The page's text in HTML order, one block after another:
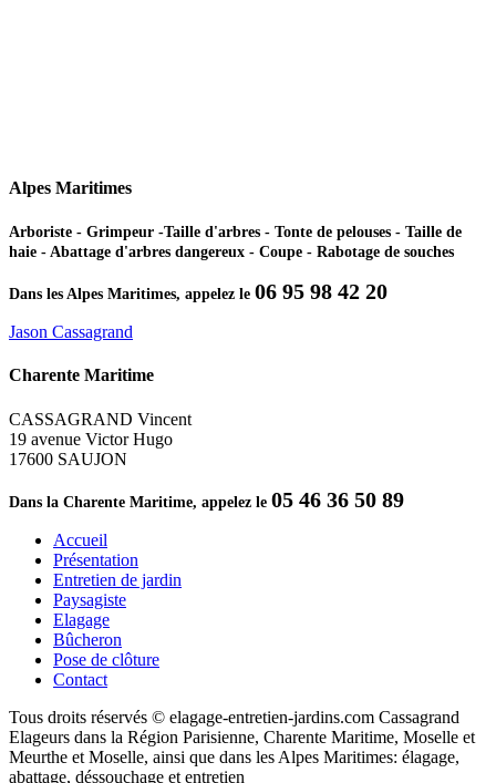
Alpes Maritimes
Arboriste - Grimpeur -Taille d'arbres - Tonte de pelouses - Taille de
haie - Abattage d'arbres dangereux - Coupe - Rabotage de souches
Dans les Alpes Maritimes, appelez le 06 95 98 42 20
Jason Cassagrand
Charente Maritime
CASSAGRAND Vincent
19 avenue Victor Hugo
17600 SAUJON
Dans la Charente Maritime, appelez le 05 46 36 50 89
Accueil
Présentation
Entretien de jardin
Paysagiste
Elagage
Bûcheron
Pose de clôture
Contact
Tous droits réservés © elagage-entretien-jardins.com Cassagrand
Elageurs dans la Région Parisienne, Charente Maritime, Moselle et
Meurthe et Moselle, ainsi que dans les Alpes Maritimes: élagage,
abattage, déssouchage et entretien